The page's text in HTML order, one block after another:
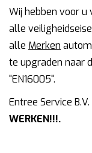
Wij hebben voor u
alle
alle Merken
te upgraden naar
"EN16005".
Entree Service
WERKEN!!!.